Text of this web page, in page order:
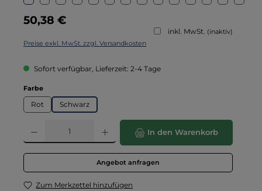
Regulärer Preis:
50,38 €
inkl. MwSt. (inaktiv)
Preise exkl. MwSt. zzgl. Versandkosten
Sofort verfügbar, Lieferzeit: 2-4 Tage
Farbeauswählen
Rot Schwarz
Produkt Anzahl: Gib den gewünschten Wert ein oder benutze die
In den Warenkorb
Angebot anfragen
Zum Merkzettel hinzufügen